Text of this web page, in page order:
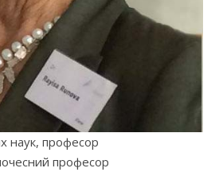
наук, професор
професор